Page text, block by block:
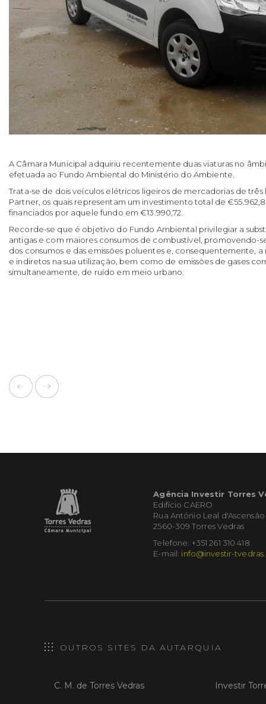
A Câmara Municipal adquiriu recentemente duas viaturas no
efetuada ao Fundo Ambiental do Ministério do Ambiente.
Trata-se de dois veículos elétricos ligeiros de mercadorias de
Partner, os quais representam um investimento total de
financiados por aquele fundo em €13.990,72.
Recorde-se que é objetivo do Fundo Ambiental privilegiar a
antigas e com maiores consumos de combustível, promovendo-
dos consumos e das emissões poluentes e, consequentemente,
e indiretos na sua utilização, bem como de emissões de gases
simultaneamente, de ruído em meio urbano.
Agência Investir Torres
Edifício CAERO
Rua António Leal d'Ascensão
2560-309 Torres Vedras
Telefone: +351 261 310 418
E-mail: info@investir-
OUTROS SITES DA AUTARQUIA
C. M. de Torres Vedras Investir